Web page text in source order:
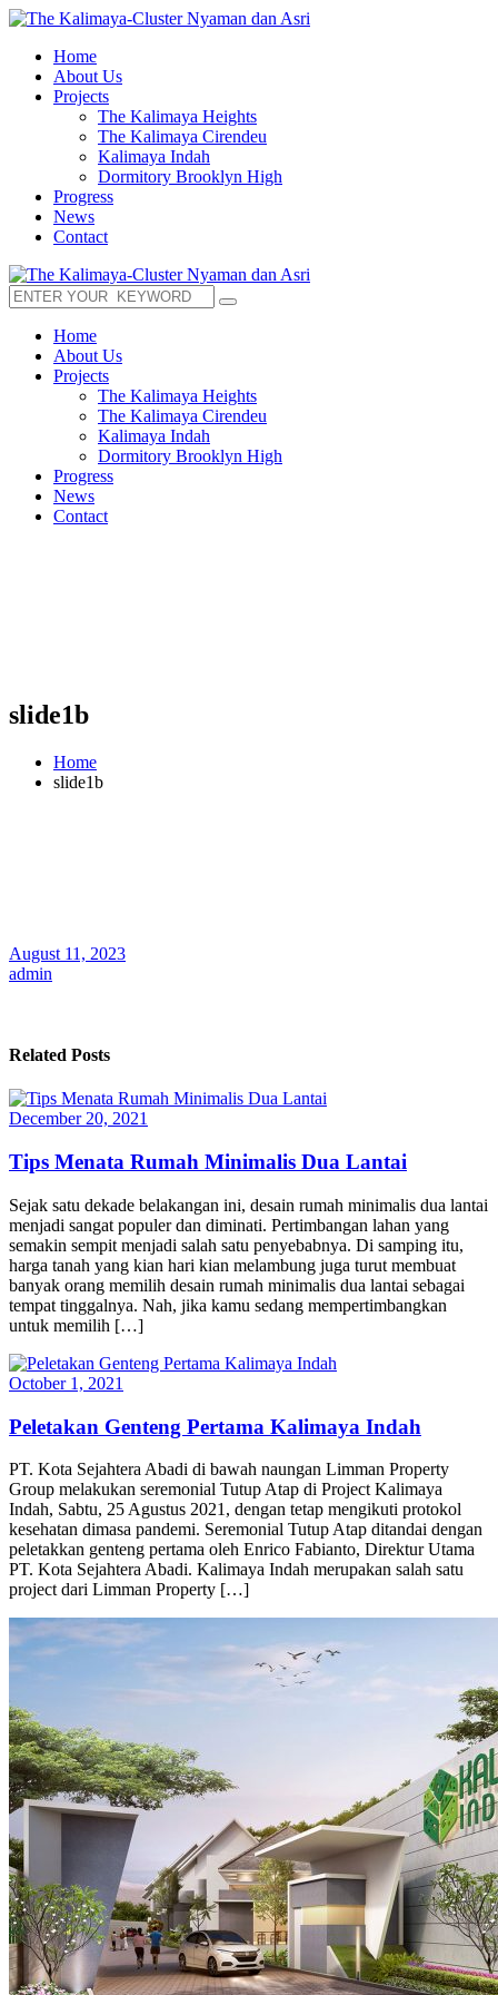
Home
About Us
Projects
The Kalimaya Heights
The Kalimaya Cirendeu
Kalimaya Indah
Dormitory Brooklyn High
Progress
News
Contact
Home
About Us
Projects
The Kalimaya Heights
The Kalimaya Cirendeu
Kalimaya Indah
Dormitory Brooklyn High
Progress
News
Contact
slide1b
Home
slide1b
August 11, 2023
admin
Related Posts
December 20, 2021
Tips Menata Rumah Minimalis Dua Lantai
Sejak satu dekade belakangan ini, desain rumah minimalis dua lantai
menjadi sangat populer dan diminati. Pertimbangan lahan yang
semakin sempit menjadi salah satu penyebabnya. Di samping itu,
harga tanah yang kian hari kian melambung juga turut membuat
banyak orang memilih desain rumah minimalis dua lantai sebagai
tempat tinggalnya. Nah, jika kamu sedang mempertimbangkan
untuk memilih […]
October 1, 2021
Peletakan Genteng Pertama Kalimaya Indah
PT. Kota Sejahtera Abadi di bawah naungan Limman Property
Group melakukan seremonial Tutup Atap di Project Kalimaya
Indah, Sabtu, 25 Agustus 2021, dengan tetap mengikuti protokol
kesehatan dimasa pandemi. Seremonial Tutup Atap ditandai dengan
peletakkan genteng pertama oleh Enrico Fabianto, Direktur Utama
PT. Kota Sejahtera Abadi. Kalimaya Indah merupakan salah satu
project dari Limman Property […]